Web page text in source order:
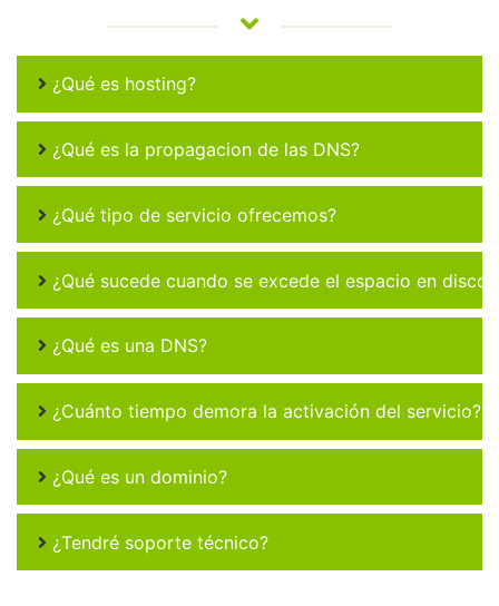
¿Qué es hosting?
¿Qué es la propagacion de las DNS?
¿Qué tipo de servicio ofrecemos?
¿Qué sucede cuando se excede el espacio en disco
¿Qué es una DNS?
¿Cuánto tiempo demora la activación del servicio?
¿Qué es un dominio?
¿Tendré soporte técnico?